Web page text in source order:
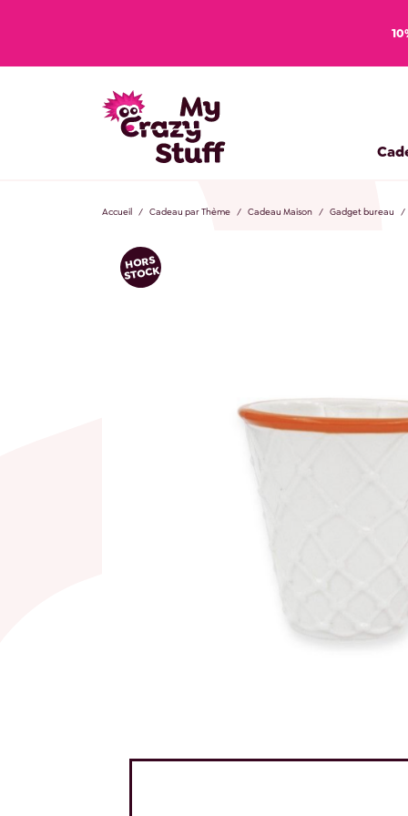
Accueil Cadeau par Thème Cadeau Maison Gadget bureau
HORS
STOCK